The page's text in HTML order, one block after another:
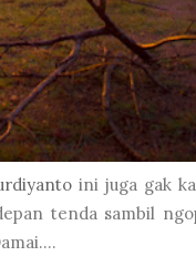
ini juga gak
tenda sambil